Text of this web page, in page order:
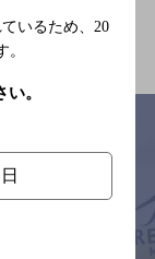
いるため、 20
。
日